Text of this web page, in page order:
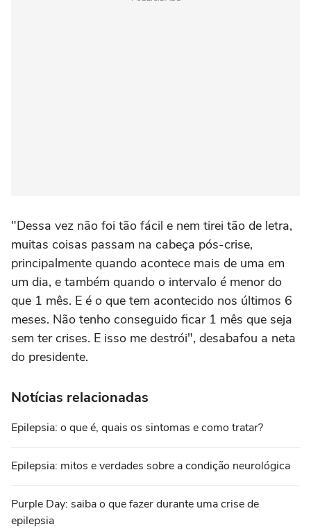
"Dessa vez não foi tão fácil e nem tirei tão de letra,
muitas coisas passam na cabeça pós-crise,
principalmente quando acontece mais de uma em
um dia, e também quando o intervalo é menor do
que 1 mês. E é o que tem acontecido nos últimos 6
meses. Não tenho conseguido ficar 1 mês que seja
sem ter crises. E isso me destrói", desabafou a neta
do presidente.
Notícias relacionadas
Epilepsia: o que é, quais os sintomas e como tratar?
Epilepsia: mitos e verdades sobre a condição neurológica
Purple Day: saiba o que fazer durante uma crise de
epilepsia